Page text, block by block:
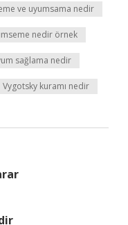
ve uyumsama nedir
nedir örnek
sağlama nedir
Vygotsky kuramı nedir